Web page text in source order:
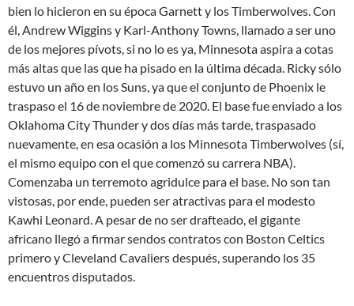
bien lo hicieron en su época Garnett y los Timberwolves. Con
él, Andrew Wiggins y Karl-Anthony Towns, llamado a ser uno
de los mejores pívots, si no lo es ya, Minnesota aspira a cotas
más altas que las que ha pisado en la última década. Ricky sólo
estuvo un año en los Suns, ya que el conjunto de Phoenix le
traspaso el 16 de noviembre de 2020. El base fue enviado a los
Oklahoma City Thunder y dos días más tarde, traspasado
nuevamente, en esa ocasión a los Minnesota Timberwolves (sí,
el mismo equipo con el que comenzó su carrera NBA).
Comenzaba un terremoto agridulce para el base. No son tan
vistosas, por ende, pueden ser atractivas para el modesto
Kawhi Leonard. A pesar de no ser drafteado, el gigante
africano llegó a firmar sendos contratos con Boston Celtics
primero y Cleveland Cavaliers después, superando los 35
encuentros disputados.